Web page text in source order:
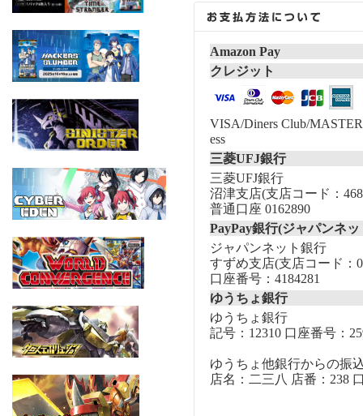
Amazon Pay
クレジット
VISA/Diners Club/
ess
三菱UFJ銀行
三菱UFJ銀行
沼津支店(支店コード：
普通口座 0162890
PayPay銀行(ジャパンネ
ジャパンネット銀行
すずめ支店(支店コード：
口座番号：4184281
ゆうちょ銀行
ゆうちょ銀行
記号：12310 口座番号：
ゆうちょ他銀行からの振
店名：二三八 店番：238